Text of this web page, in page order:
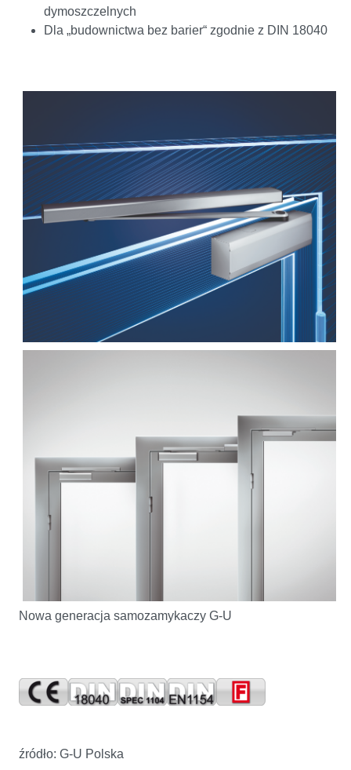
dymoszczelnych
Dla „budownictwa bez barier“ zgodnie z DIN 18040
Nowa generacja samozamykaczy G-U
źródło: G-U Polska